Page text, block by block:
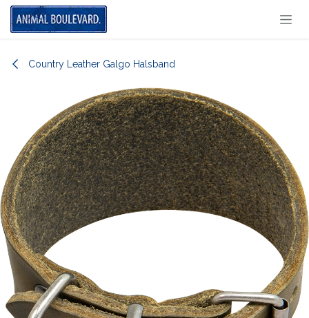
Overslaan naar inhoud
Country Leather Galgo Halsband